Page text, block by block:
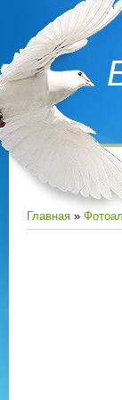
Главная »